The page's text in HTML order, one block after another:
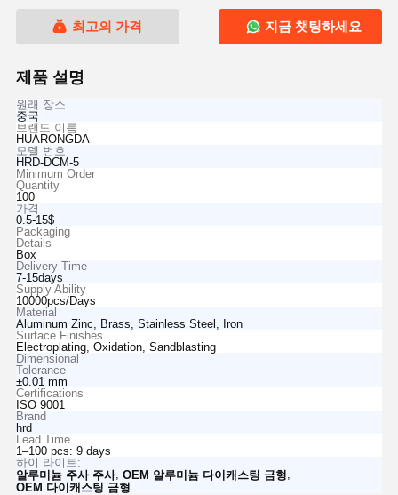
최고의 가격 지금 챗팅하세요
제품 설명
원래 장소
중국
브랜드 이름
HUARONGDA
모델 번호
HRD-DCM-5
Minimum Order
Quantity
100
가격
0.5-15$
Packaging
Details
Box
Delivery Time
7-15days
Supply Ability
10000pcs/Days
Material
Aluminum Zinc, Brass, Stainless Steel, Iron
Surface Finishes
Electroplating, Oxidation, Sandblasting
Dimensional
Tolerance
±0.01 mm
Certifications
ISO 9001
Brand
hrd
Lead Time
1–100 pcs: 9 days
하이 라이트:
알루미늄 주사 주사, OEM 알루미늄 다이캐스팅 금형
OEM 다이캐스팅 금형